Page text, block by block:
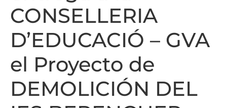
CONSELLERIA
D’EDUCACIÓ – GVA
el Proyecto de
DEMOLICIÓN DEL